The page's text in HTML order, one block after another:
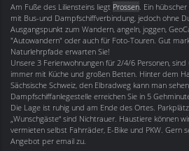
Am Fuße des Liliensteins liegt Prossen . Ein
mit Bus-und Dampfschiffverbindung, jedoch ohne
Ausgangspunkt zum Wandern, angeln, joggen,
"Autowandern" oder auch für Foto-Touren. Gut
Naturlehrpfade erwarten Sie!
Unsere 3 Ferienwohnungen für 2/4/6 Personen,
immer mit Küche und großen Betten. Hinter dem
Sächsische Schweiz, den Elbradweg kann man
Dampfschiffanlegestelle erreichen Sie in 5
Die Lage ist ruhig und am Ende des Ortes.
„Wunschgäste“ sind Nichtrauer. Haustiere können
vermieten selbst Fahrräder, E-Bike und PKW. Gern
Angebot per email zu.